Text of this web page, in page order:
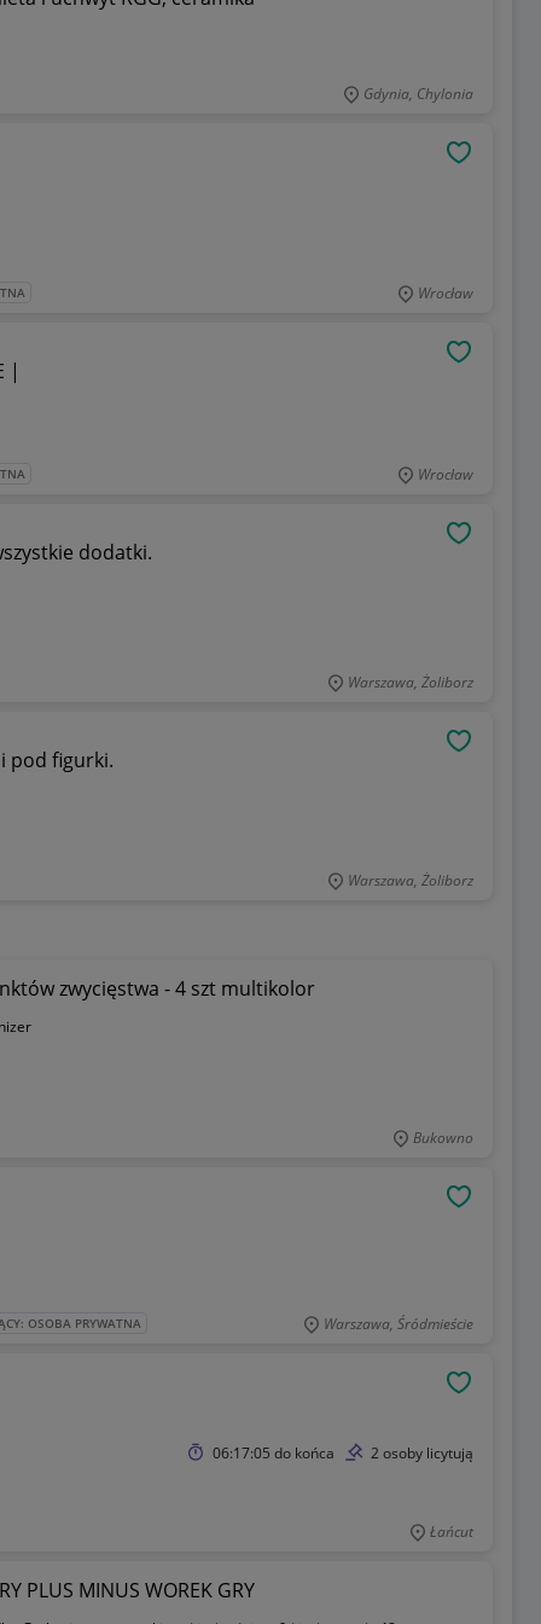
Gdynia, Chylonia
Wrocław
|
Wrocław
dodatki.
Warszawa, Żoliborz
pod figurki.
Warszawa, Żoliborz
zwycięstwa - 4 szt multikolor
Bukowno
OSOBA PRYWATNA Warszawa, Śródmieście
06:17:05 do końca 2 osoby licytują
Łańcut
PLUS MINUS WOREK GRY